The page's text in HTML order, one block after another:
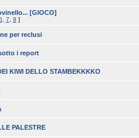
[GIOCO]
7 8 ]
per reclusi
i report
KIWI DELLO STAMBEKKKKO
PALESTRE